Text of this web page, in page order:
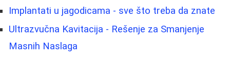
Implantati u jagodicama - sve što treba da znate
Ultrazvučna Kavitacija - Rešenje za Smanjenje
Masnih Naslaga